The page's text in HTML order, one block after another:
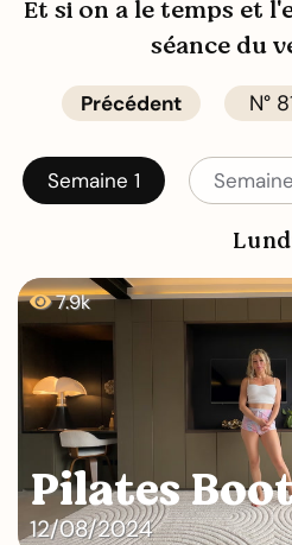
Et si on a le temps et
séance du
Précédent
Semaine 1
Pilates
12/08/2024
7.9k